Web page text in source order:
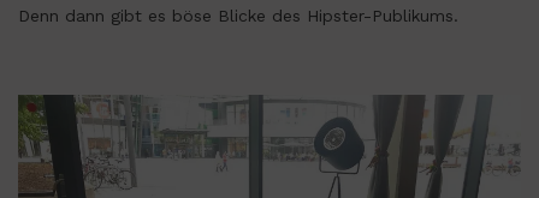
Denn dann gibt es böse Blicke des Hipster-Publikums.